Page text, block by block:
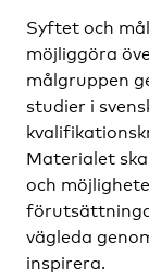
Syftet och
möjliggöra
målgruppen
studier i
Materialet
och
vägleda
inspirera.